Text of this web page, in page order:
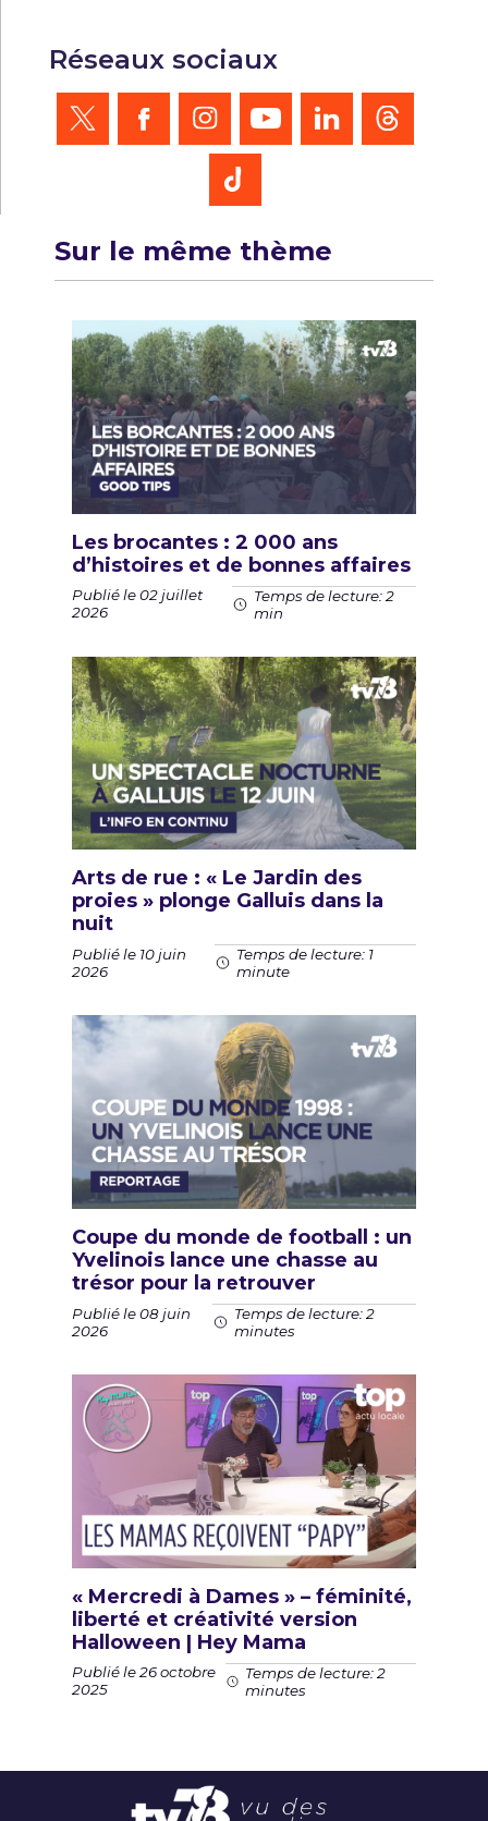
Réseaux sociaux
Sur le même thème
Les brocantes : 2 000 ans
d’histoires et de bonnes affaires
Publié le 02 juillet
2026
Temps de lecture: 2
min
Arts de rue : « Le Jardin des
proies » plonge Galluis dans la
nuit
Publié le 10 juin
2026
Temps de lecture: 1
minute
Coupe du monde de football : un
Yvelinois lance une chasse au
trésor pour la retrouver
Publié le 08 juin
2026
Temps de lecture: 2
minutes
« Mercredi à Dames » – féminité,
liberté et créativité version
Halloween | Hey Mama
Publié le 26 octobre
2025
Temps de lecture: 2
minutes